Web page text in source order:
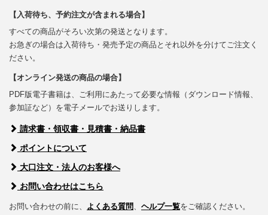
【入荷待ち、予約注文が含まれる場合】
すべての商品がそろい次第の発送となります。
お急ぎの場合は入荷待ち・発売予定の商品とそれ以外を分けてご注文く
ださい。
【オンライン発送の商品の場合】
PDF版電子書籍は、ご利用にあたって必要な情報（ダウンロード情報、
参加証など）を電子メールでお送りします。
請求書・領収書・見積書・納品書
ポイントについて
大口注文・法人のお客様へ
お問い合わせはこちら
お問い合わせの前に、 よくある質問 ヘルプ一覧をご確認ください。